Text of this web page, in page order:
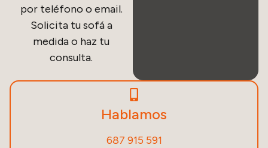
por teléfono o email.
Solicita tu sofá a
medida o haz tu
consulta.
Hablamos
687 915 591